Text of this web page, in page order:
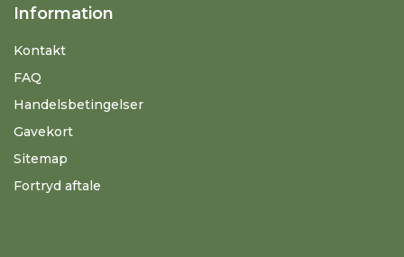
Information
Kontakt
FAQ
Handelsbetingelser
Gavekort
Sitemap
Fortryd aftale